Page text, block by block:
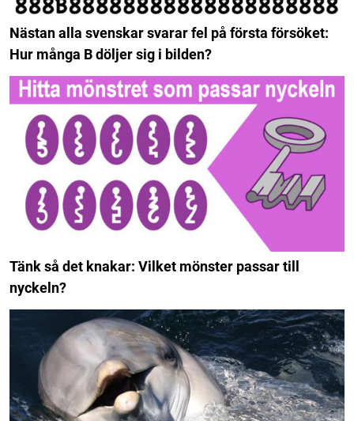
Nästan alla svenskar svarar fel på första försöket:
Hur många B döljer sig i bilden?
Tänk så det knakar: Vilket mönster passar till
nyckeln?